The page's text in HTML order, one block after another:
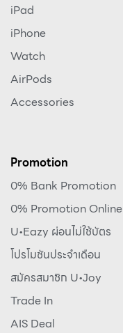
iPad
iPhone
Watch
AirPods
Accessories
Promotion
0% Bank Promotion
0% Promotion Online
U•Eazy ผ่อนไม่ใช้บัตร
โปรโมชันประจำเดือน
สมัครสมาชิก U•Joy
Trade In
AIS Deal